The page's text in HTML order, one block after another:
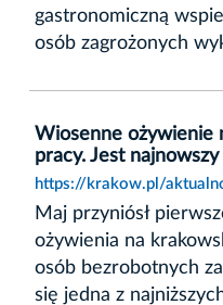
gastronomiczną
osób zagrożonych
Wiosenne ożywienie
pracy. Jest
https://krakow.pl/
Maj przyniósł
ożywienia na
osób bezrobotnych
się jedna z